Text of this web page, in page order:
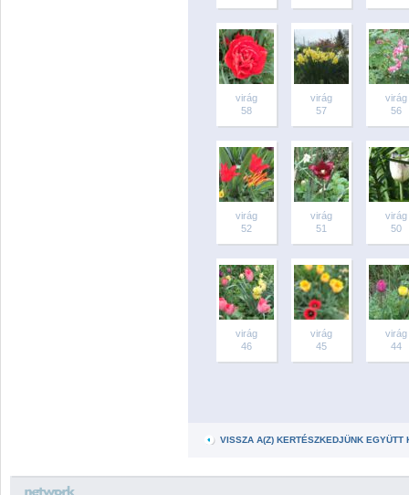
virág
58
virág
57
virág
56
virág
52
virág
51
virág
50
virág
46
virág
45
virág
44
VISSZA A(Z) KERTÉSZKEDJÜNK